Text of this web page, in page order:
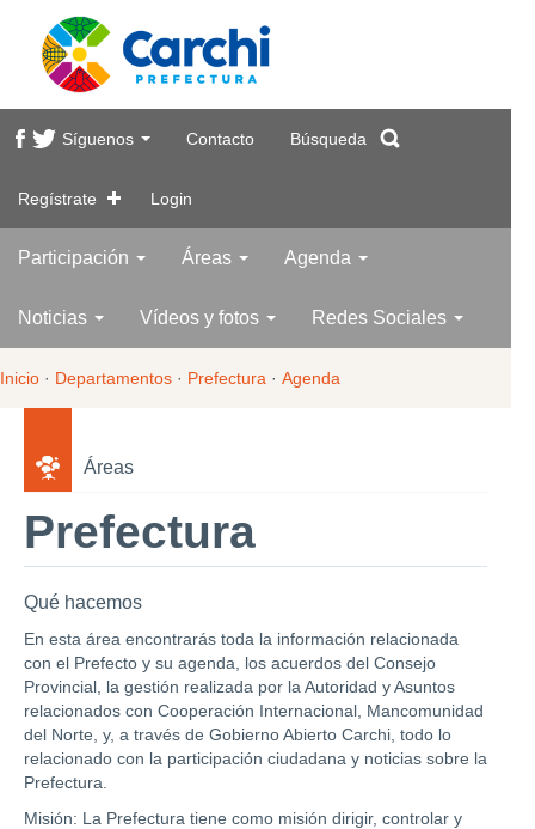
Síguenos Contacto Búsqueda
Regístrate Login
Participación Áreas Agenda
Noticias Vídeos y fotos Redes Sociales
Inicio · Departamentos · Prefectura · Agenda
Áreas
Prefectura
Qué hacemos
En esta área encontrarás toda la información relacionada
con el Prefecto y su agenda, los acuerdos del Consejo
Provincial, la gestión realizada por la Autoridad y Asuntos
relacionados con Cooperación Internacional, Mancomunidad
del Norte, y, a través de Gobierno Abierto Carchi, todo lo
relacionado con la participación ciudadana y noticias sobre la
Prefectura.
Misión: La Prefectura tiene como misión dirigir, controlar y